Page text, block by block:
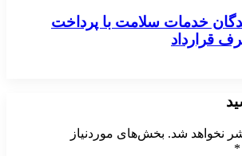
خدمات سلامت با پرداخت
قرارداد
نخواهد شد. بخش‌های موردنیاز
*